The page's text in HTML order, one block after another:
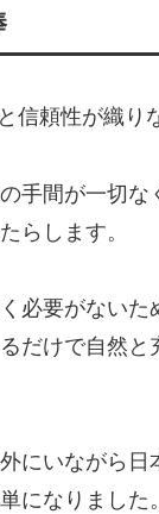
頼性が織り
手間が一切
らします。
必要がないた
だけで自然
にいながら
になりました。